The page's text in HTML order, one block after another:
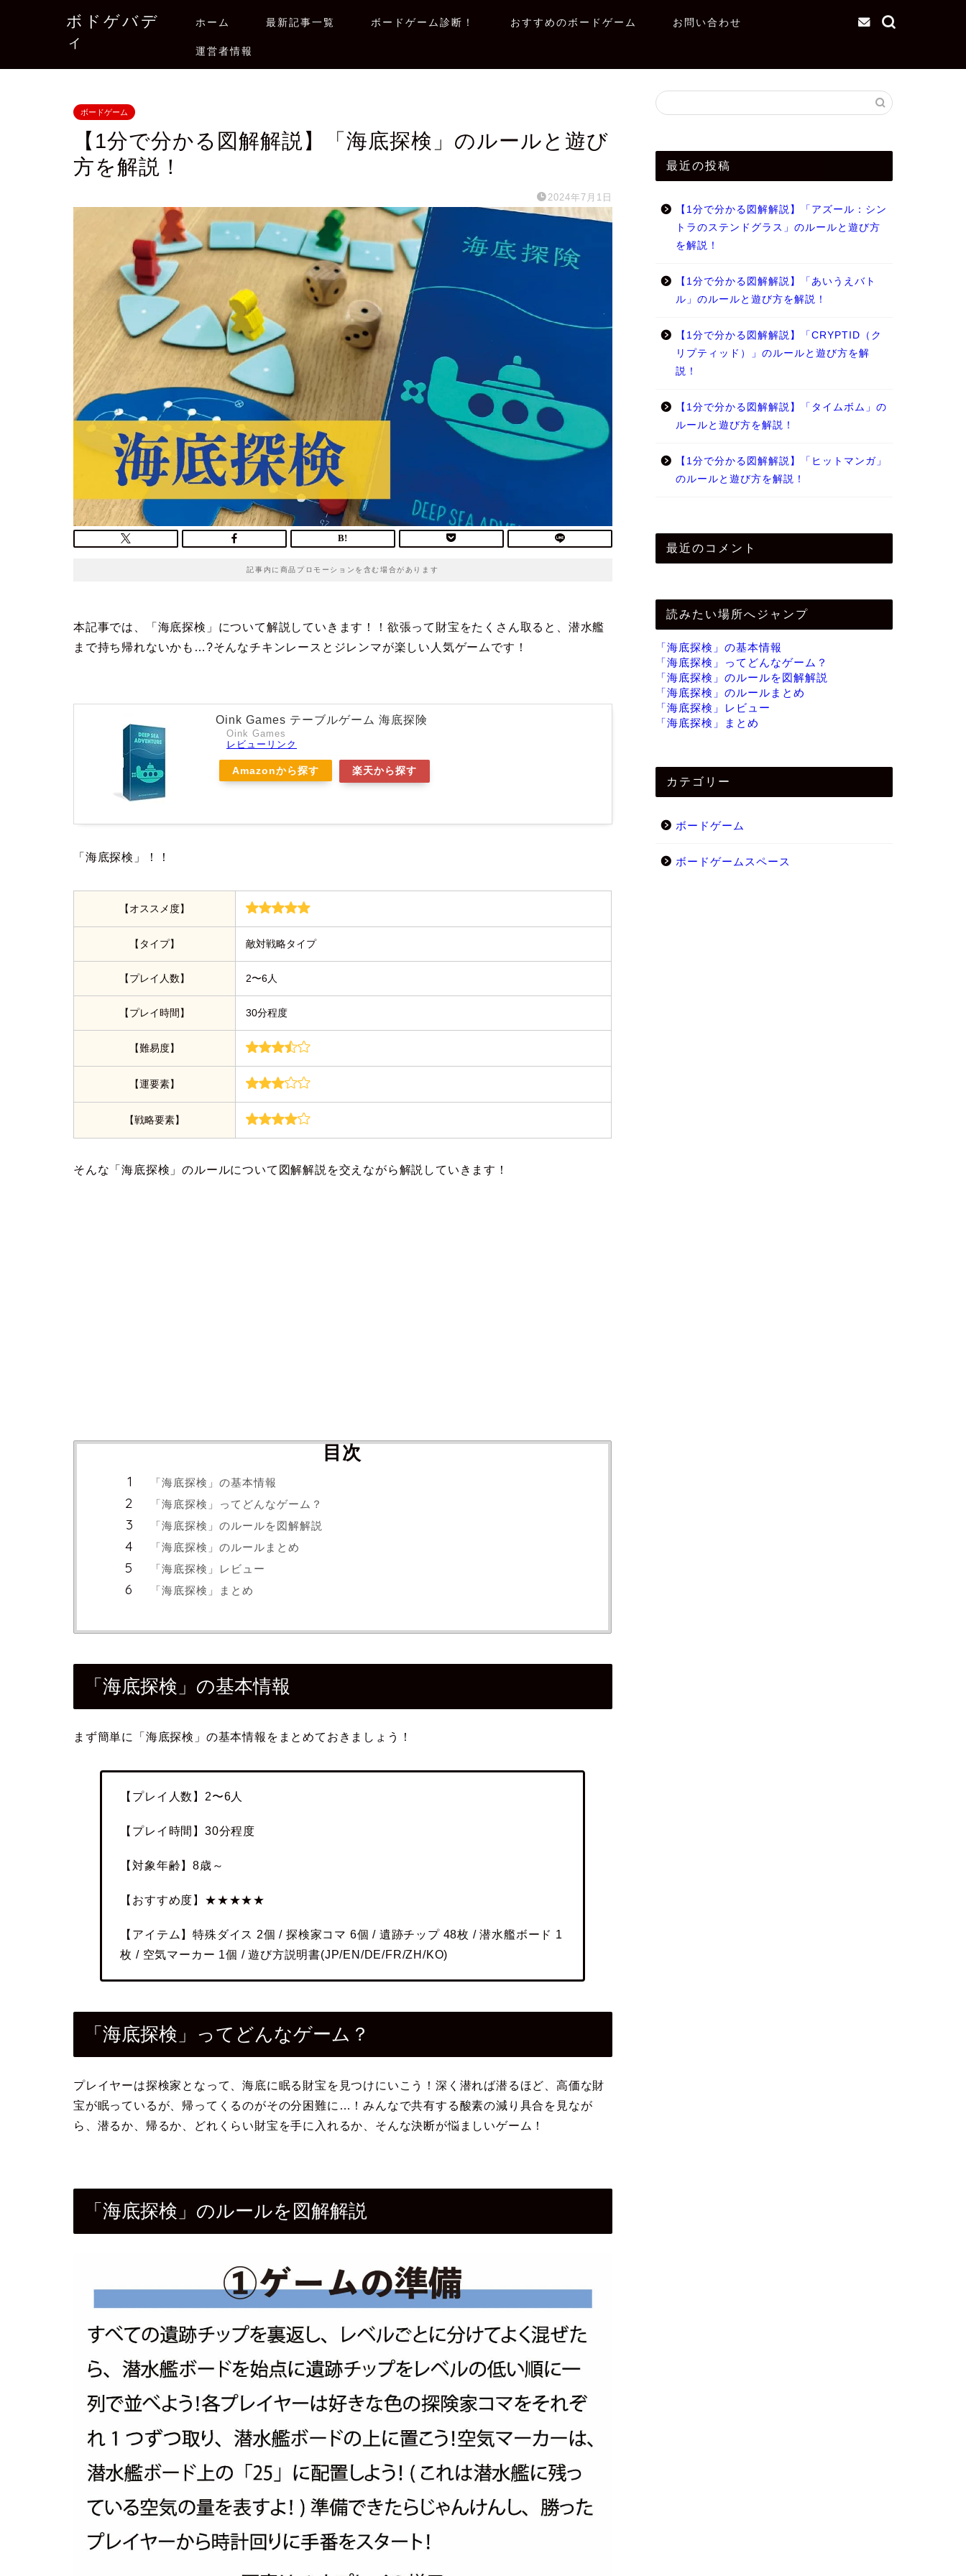
ボドゲバデ
ィ
ホーム 最新記事一覧 ボードゲーム診断！ おすすめのボードゲーム お問い合わせ
運営者情報
ボードゲーム
【1分で分かる図解解説】「海底探検」のルールと遊び
方を解説！
2024年7月1日
記事内に商品プロモーションを含む場合があります
本記事では、「海底探検」について解説していきます！！欲張って財宝をたくさん取ると、潜水艦
まで持ち帰れないかも…?そんなチキンレースとジレンマが楽しい人気ゲームです！
Oink Games テーブルゲーム 海底探険
Oink Games
レビューリンク
Amazonから探す 楽天から探す
「海底探検」！！
【オススメ度】
【タイプ】 敵対戦略タイプ
【プレイ人数】 2〜6人
【プレイ時間】 30分程度
【難易度】
【運要素】
【戦略要素】
そんな「海底探検」のルールについて図解解説を交えながら解説していきます！
目次
「海底探検」の基本情報
「海底探検」ってどんなゲーム？
「海底探検」のルールを図解解説
「海底探検」のルールまとめ
「海底探検」レビュー
「海底探検」まとめ
「海底探検」の基本情報
まず簡単に「海底探検」の基本情報をまとめておきましょう！
【プレイ人数】2〜6人
【プレイ時間】30分程度
【対象年齢】8歳～
【おすすめ度】★★★★★
【アイテム】特殊ダイス 2個 / 探検家コマ 6個 / 遺跡チップ 48枚 / 潜水艦ボード 1
枚 / 空気マーカー 1個 / 遊び方説明書(JP/EN/DE/FR/ZH/KO)
「海底探検」ってどんなゲーム？
プレイヤーは探検家となって、海底に眠る財宝を見つけにいこう！深く潜れば潜るほど、高価な財
宝が眠っているが、帰ってくるのがその分困難に…！みんなで共有する酸素の減り具合を見なが
ら、潜るか、帰るか、どれくらい財宝を手に入れるか、そんな決断が悩ましいゲーム！
「海底探検」のルールを図解解説
最近の投稿
【1分で分かる図解解説】「アズール：シン
トラのステンドグラス」のルールと遊び方
を解説！
【1分で分かる図解解説】「あいうえバト
ル」のルールと遊び方を解説！
【1分で分かる図解解説】「CRYPTID（ク
リプティッド）」のルールと遊び方を解
説！
【1分で分かる図解解説】「タイムボム」の
ルールと遊び方を解説！
【1分で分かる図解解説】「ヒットマンガ」
のルールと遊び方を解説！
最近のコメント
読みたい場所へジャンプ
「海底探検」の基本情報
「海底探検」ってどんなゲーム？
「海底探検」のルールを図解解説
「海底探検」のルールまとめ
「海底探検」レビュー
「海底探検」まとめ
カテゴリー
ボードゲーム
ボードゲームスペース